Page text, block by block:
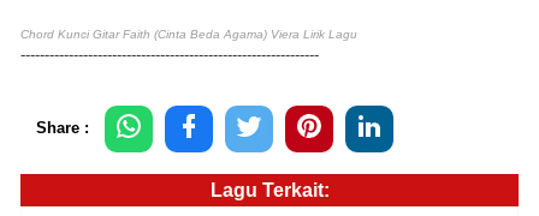
Chord Kunci Gitar Faith (Cinta Beda Agama) Viera Lirik Lagu
--------------------------------------------------------------
Share :
Lagu Terkait: